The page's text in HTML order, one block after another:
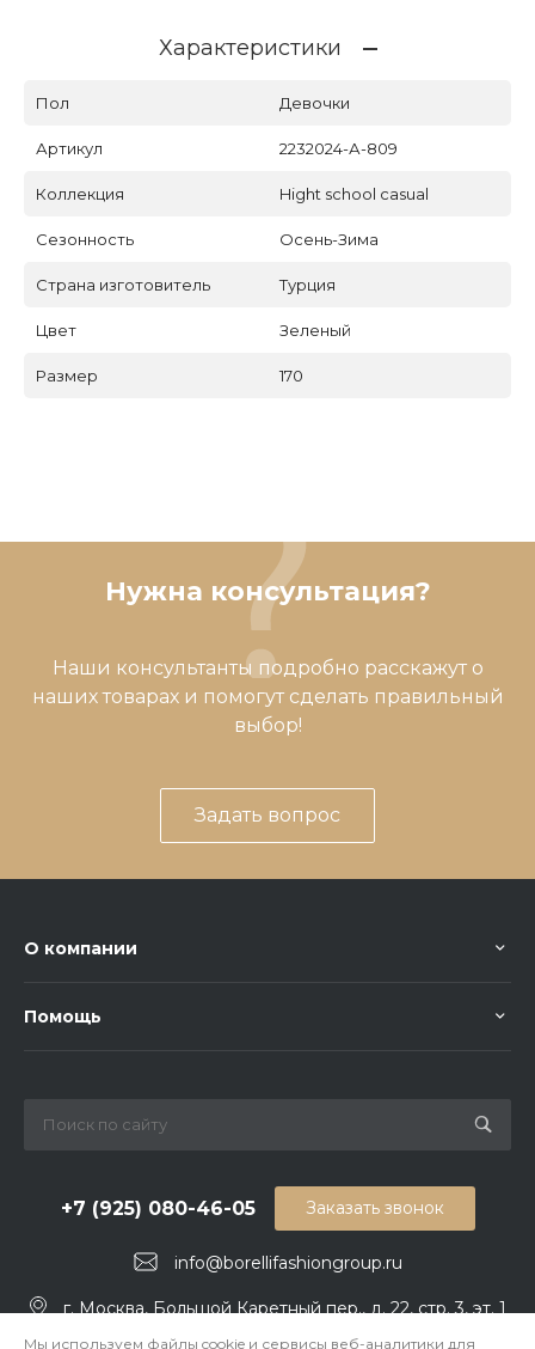
Характеристики
Пол Девочки
Артикул 2232024-А-809
Коллекция Hight school casual
Сезонность Осень-Зима
Страна изготовитель Турция
Цвет Зеленый
Размер 170
Нужна консультация?
Наши консультанты подробно расскажут о
наших товарах и помогут сделать правильный
выбор!
Задать вопрос
О компании
Помощь
+7 (925) 080-46-05
info@borellifashiongroup.ru
Заказать звонок
г. Москва, Большой Каретный пер., д. 22, стр. 3, эт. 1
Мы используем файлы cookie и сервисы веб-аналитики для